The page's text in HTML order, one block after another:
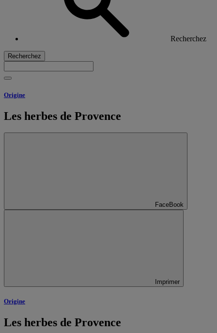
Recherchez
Recherchez
Origine
Les herbes de Provence
FaceBook
Imprimer
Origine
Les herbes de Provence